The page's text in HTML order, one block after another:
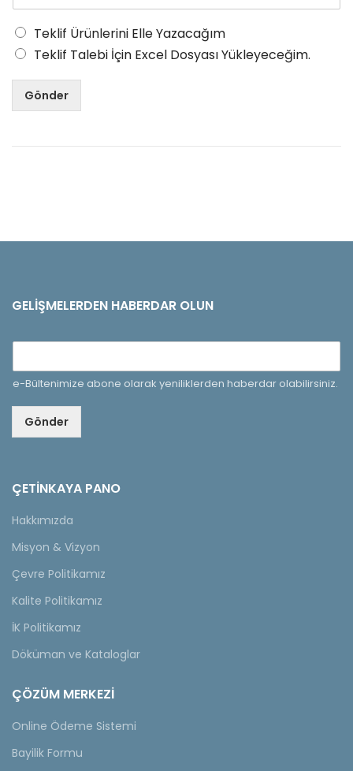
Teklif Ürünlerini Elle Yazacağım
Teklif Talebi İçin Excel Dosyası Yükleyeceğim.
Gönder
GELIŞMELERDEN HABERDAR OLUN
e-Bültenimize abone olarak yeniliklerden haberdar olabilirsiniz.
Gönder
ÇETINKAYA PANO
Hakkımızda
Misyon & Vizyon
Çevre Politikamız
Kalite Politikamız
İK Politikamız
Döküman ve Kataloglar
ÇÖZÜM MERKEZİ
Online Ödeme Sistemi
Bayilik Formu